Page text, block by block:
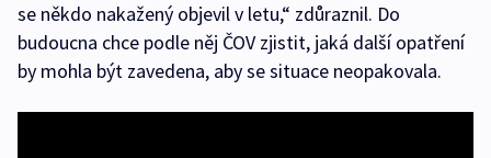
se někdo nakažený objevil v letu,“ zdůraznil. Do
budoucna chce podle něj ČOV zjistit, jaká další opatření
by mohla být zavedena, aby se situace neopakovala.